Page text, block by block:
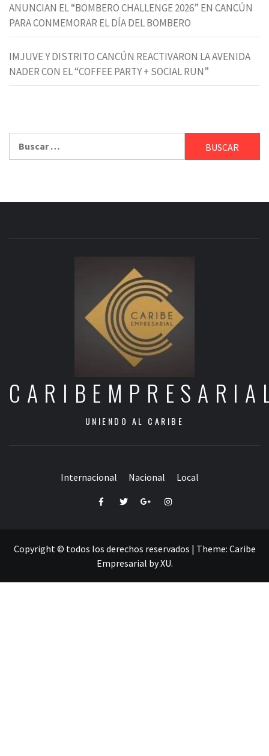
ANUNCIAN EL “BOMBERO CHALLENGE 2026” EN CANCÚN
PARA CONMEMORAR EL DÍA DEL BOMBERO
IMJUVE Y DISTRITO CANCÚN REACTIVARON LA AVENIDA
NADER CON EL “COFFEE PARTY + SOCIAL RUN”
UNIENDO AL CARIBE
Internacional Nacional Local
FacebookTwitterGoogle+Instagram
Copyright © todos los derechos reservados | Theme: Caribe
Empresarial byXU.